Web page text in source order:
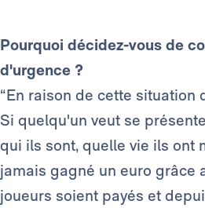
Pourquoi décidez-vous de
d'urgence ?
“En raison de cette
Si quelqu'un veut se
qui ils sont, quelle vie ils ont
jamais gagné un euro grâce
joueurs soient payés et